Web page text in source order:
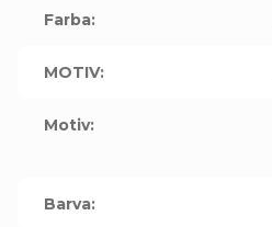
Farba:
MOTIV:
Motiv:
Barva: